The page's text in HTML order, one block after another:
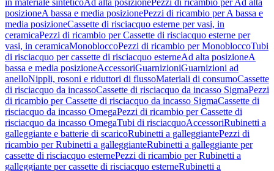
in materiale sinteticoAd alta posizionePezzi di ricambio per Ad alta
posizioneA bassa e media posizionePezzi di ricambio per A bassa e
media posizioneCassette di risciacquo esterne per vasi, in
ceramicaPezzi di ricambio per Cassette di risciacquo esterne per
vasi, in ceramicaMonobloccoPezzi di ricambio per MonobloccoTubi
di risciacquo per cassette di risciacquo esterneAd alta posizioneA
bassa e media posizioneAccessoriGuarnizioniGuarnizioni ad
anelloNippli, rosoni e riduttori di flussoMateriali di consumoCassette
di risciacquo da incassoCassette di risciacquo da incasso SigmaPezzi
di ricambio per Cassette di risciacquo da incasso SigmaCassette di
risciacquo da incasso OmegaPezzi di ricambio per Cassette di
risciacquo da incasso OmegaTubi di risciacquoAccessoriRubinetti a
galleggiante e batterie di scaricoRubinetti a galleggiantePezzi di
ricambio per Rubinetti a galleggianteRubinetti a galleggiante per
cassette di risciacquo esternePezzi di ricambio per Rubinetti a
galleggiante per cassette di risciacquo esterneRubinetti a